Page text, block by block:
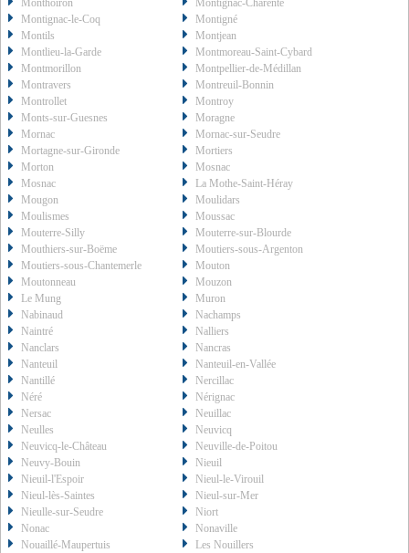
Monthoiron
Montignac-Charente
Montignac-le-Coq
Montigné
Montils
Montjean
Montlieu-la-Garde
Montmoreau-Saint-Cybard
Montmorillon
Montpellier-de-Médillan
Montravers
Montreuil-Bonnin
Montrollet
Montroy
Monts-sur-Guesnes
Moragne
Mornac
Mornac-sur-Seudre
Mortagne-sur-Gironde
Mortiers
Morton
Mosnac
Mosnac
La Mothe-Saint-Héray
Mougon
Moulidars
Moulismes
Moussac
Mouterre-Silly
Mouterre-sur-Blourde
Mouthiers-sur-Boëme
Moutiers-sous-Argenton
Moutiers-sous-Chantemerle
Mouton
Moutonneau
Mouzon
Le Mung
Muron
Nabinaud
Nachamps
Naintré
Nalliers
Nanclars
Nancras
Nanteuil
Nanteuil-en-Vallée
Nantillé
Nercillac
Néré
Nérignac
Nersac
Neuillac
Neulles
Neuvicq
Neuvicq-le-Château
Neuville-de-Poitou
Neuvy-Bouin
Nieuil
Nieuil-l'Espoir
Nieul-le-Virouil
Nieul-lès-Saintes
Nieul-sur-Mer
Nieulle-sur-Seudre
Niort
Nonac
Nonaville
Nouaillé-Maupertuis
Les Nouillers